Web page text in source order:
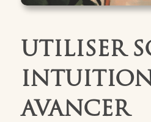
UTILISER
AVANCER